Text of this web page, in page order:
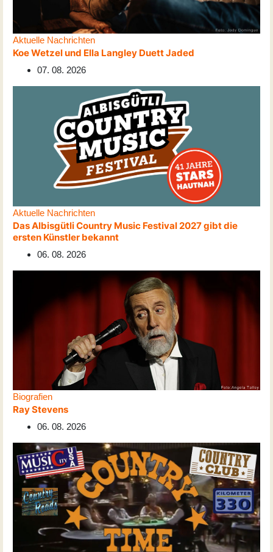
Aktuelle Nachrichten
Koe Wetzel und Ella Langley Duett Jaded
07. 08. 2026
Aktuelle Nachrichten
Das Albisgütli Country Music Festival 2027 gibt die
ersten Künstler bekannt
06. 08. 2026
Biografien
Ray Stevens
06. 08. 2026